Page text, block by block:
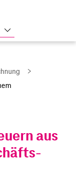
Weitere
Geschäftsberichte
aus